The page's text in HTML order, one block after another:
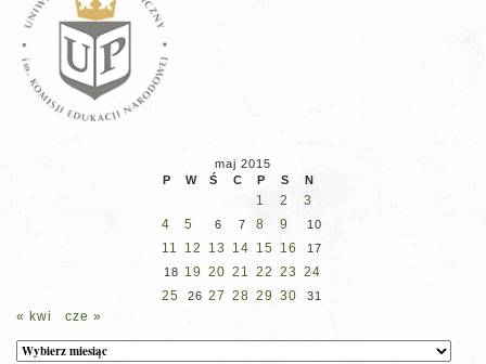
maj 2015
P
W Ś C P S N
1 2
3
4
5 6 7 8 9 10
11 12 13 14 15 16
17
18 19 20 21 22 23 24
25
26 27 28 29 30 31
« kwi cze »
Archiwum